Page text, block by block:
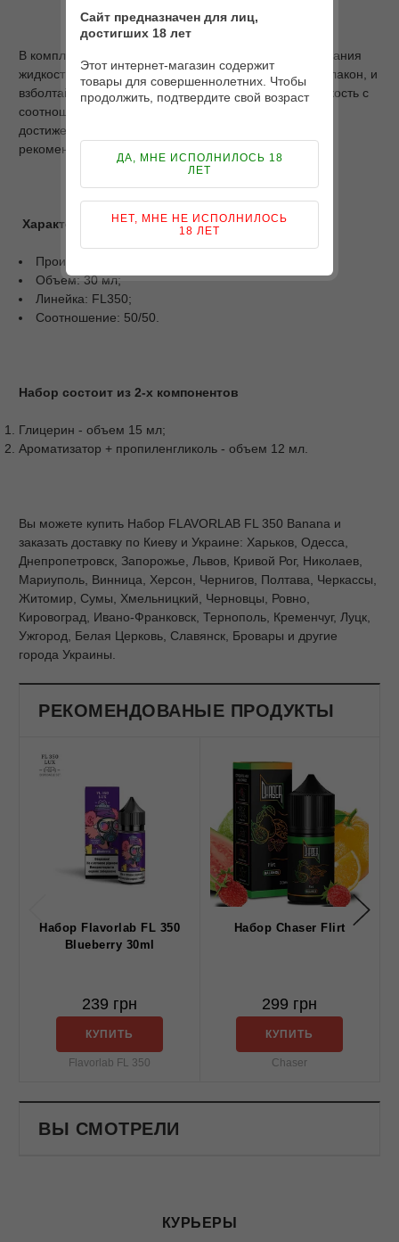
В комплекте Вы получаете два флакона. Для смешивания
жидкости, просто перелейте все в самый большой флакон, и
взболтайте. После смешивания у Вас получится жидкость с
соотношением PG/VG - 50/50 и объемом 30 мл. Для
достижения наилучшего результата наша команда
рекомендует настоять жидкость 48 часов.
Характеристики
Производитель: Украина;
Объем: 30 мл;
Линейка: FL350;
Соотношение: 50/50.
Набор состоит из 2-х компонентов
Глицерин - объем 15 мл;
Ароматизатор + пропиленгликоль - объем 12 мл.
Вы можете купить Набор FLAVORLAB FL 350 Banana и
заказать доставку по Киеву и Украине: Харьков, Одесса,
Днепропетровск, Запорожье, Львов, Кривой Рог, Николаев,
Мариуполь, Винница, Херсон, Чернигов, Полтава, Черкассы,
Житомир, Сумы, Хмельницкий, Черновцы, Ровно,
Кировоград, Ивано-Франковск, Тернополь, Кременчуг, Луцк,
Ужгород, Белая Церковь, Славянск, Бровары и другие
города Украины.
РЕКОМЕНДОВАНЫЕ ПРОДУКТЫ
Набор Flavorlab FL 350
Blueberry 30ml
239 грн
КУПИТЬ
Flavorlab FL 350
Набор Chaser Flirt
299 грн
КУПИТЬ
Chaser
ВЫ СМОТРЕЛИ
КУРЬЕРЫ
Сайт предназначен для лиц,
достигших 18 лет
Этот интернет-магазин содержит
товары для совершеннолетних. Чтобы
продолжить, подтвердите свой возраст
ДА, МНЕ ИСПОЛНИЛОСЬ 18
ЛЕТ
НЕТ, МНЕ НЕ ИСПОЛНИЛОСЬ
18 ЛЕТ